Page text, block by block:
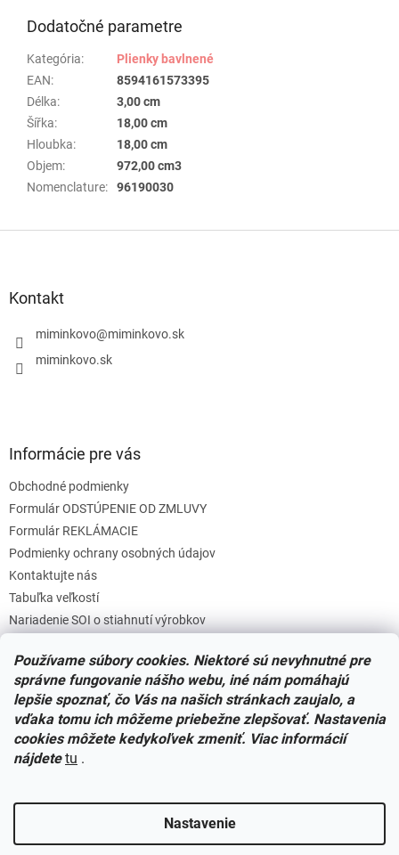
Používame súbory cookies. Niektoré sú nevyhnutné pre
správne fungovanie nášho webu, iné nám pomáhajú
lepšie spoznať, čo Vás na našich stránkach zaujalo, a
vďaka tomu ich môžeme priebežne zlepšovať. Nastavenia
cookies môžete kedykoľvek zmeniť. Viac informácií
nájdete tu .
Nastavenie
Dodatočné parametre
Kategória:
Plienky bavlnené
EAN:
8594161573395
Délka:
3,00 cm
Šířka:
18,00 cm
Hloubka:
18,00 cm
Objem:
972,00 cm3
Nomenclature: 96190030
Kontakt
miminkovo@miminkovo.sk
miminkovo.sk
Informácie pre vás
Obchodné podmienky
Formulár ODSTÚPENIE OD ZMLUVY
Formulár REKLÁMACIE
Podmienky ochrany osobných údajov
Kontaktujte nás
Tabuľka veľkostí
Nariadenie SOI o stiahnutí výrobkov
Zásady súborov COOKIES
Facebook
Vytvoril Shoptet